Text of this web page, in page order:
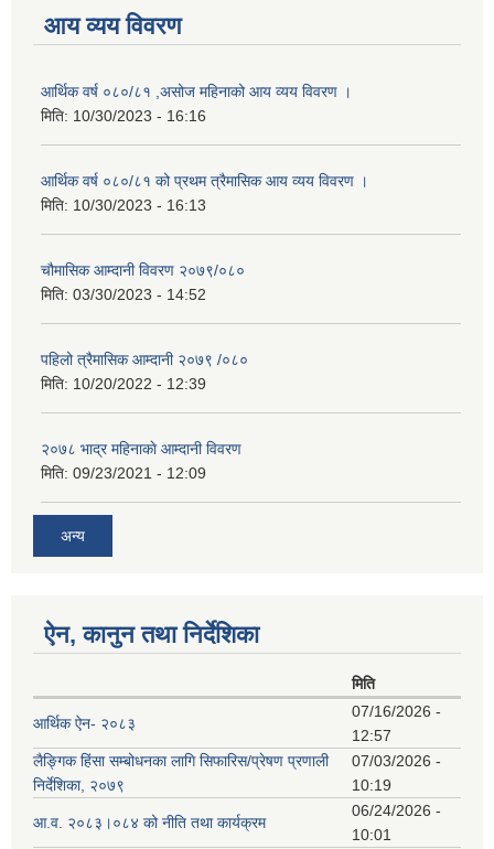
आय व्यय विवरण
आर्थिक वर्ष ०८०/८१ ,असोज महिनाको आय व्यय विवरण ।
मिति: 10/30/2023 - 16:16
आर्थिक वर्ष ०८०/८१ को प्रथम त्रैमासिक आय व्यय विवरण ।
मिति: 10/30/2023 - 16:13
चौमासिक आम्दानी विवरण २०७९/०८०
मिति: 03/30/2023 - 14:52
पहिलो त्रैमासिक आम्दानी २०७९ /०८०
मिति: 10/20/2022 - 12:39
२०७८ भाद्र महिनाकाे आम्दानी विवरण
मिति: 09/23/2021 - 12:09
अन्य
ऐन, कानुन तथा निर्देशिका
मिति
आर्थिक ऐन- २०८३
07/16/2026 -
12:57
लैङ्गिक हिंसा सम्बोधनका लागि सिफारिस/प्रेषण प्रणाली
निर्देशिका, २०७९
07/03/2026 -
10:19
आ.व. २०८३।०८४ को नीति तथा कार्यक्रम
06/24/2026 -
10:01